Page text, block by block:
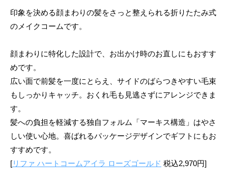
印象を決める顔まわりの髪をさっと整えられる折りたたみ式
のメイクコームです。
顔まわりに特化した設計で、お出かけ時のお直しにもおすす
めです。
広い面で前髪を一度にとらえ、サイドのばらつきやすい毛束
もしっかりキャッチ。おくれ毛も見逃さずにアレンジできま
す。
髪への負担を軽減する独自フォルム「マーキス構造」はやさ
しい使い心地。喜ばれるパッケージデザインでギフトにもお
すすめです。
[リファ ハートコームアイラ ローズゴールド 税込2,970円]